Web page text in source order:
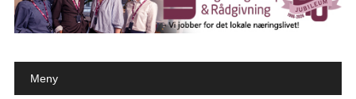
Main menu
Meny